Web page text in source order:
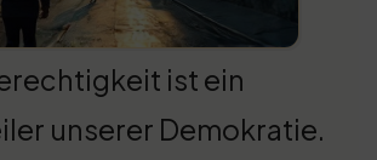
ist ein
unserer Demokratie.